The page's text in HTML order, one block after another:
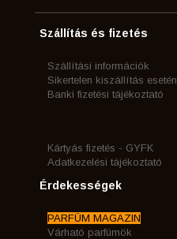
Szállítás és fizetés
Szállítási információk
Sikertelen kiszállítás esetén
Banki fizetési tájékoztató
Kártyás fizetés - GYFK
Adatkezelési tájékoztató
Érdekességek
PARFÜM MAGAZIN
Várható parfümök